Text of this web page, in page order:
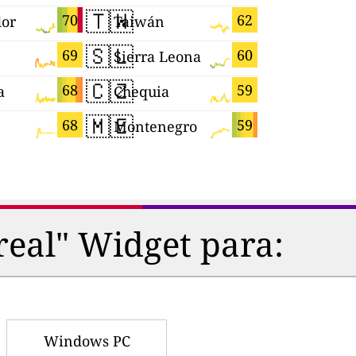
70
69
68
68
🇹🇼 62
Taiwán
🇸🇱 60
Sierra Leona
🇨🇿 59
Chequia
🇲🇪 59
Montenegro
Widget para:
Windows PC